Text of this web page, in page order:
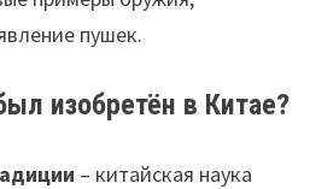
пушек.
изобретён в Китае?
– китайская наука